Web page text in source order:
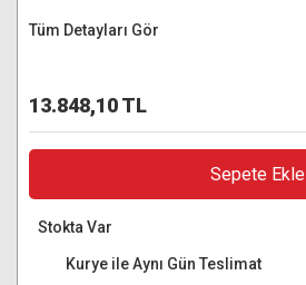
Tüm Detayları Gör
13.848,10 TL
Sepete Ekle
Stokta Var
Kurye ile Aynı Gün Teslimat